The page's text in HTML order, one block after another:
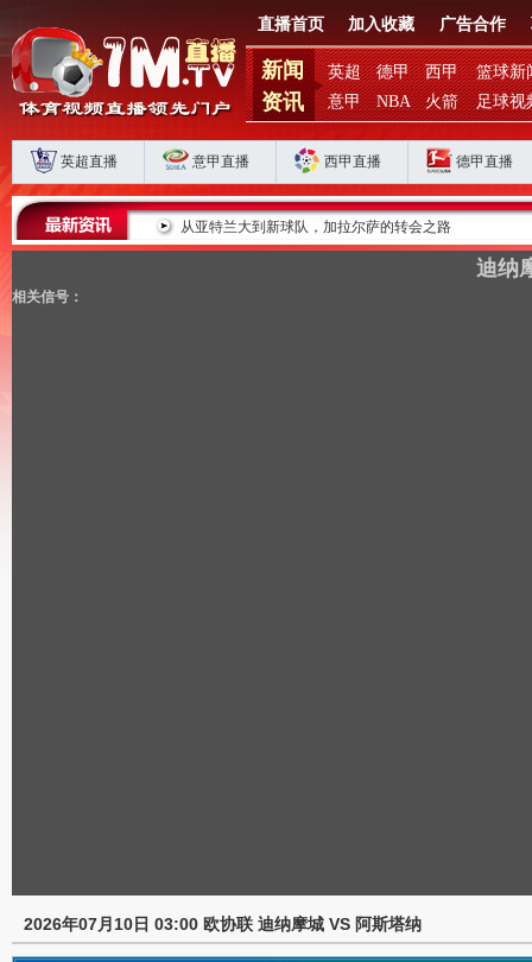
直播首页 加入收藏 广告合作
新闻
资讯
英超 德甲 西甲
篮球新
意甲
NBA 火箭 足球视
英超直播 意甲直播 西甲直播 德甲直播
冷落 从亚特兰大到新球队，加拉尔萨的转会之路
迪纳
相关信号：
2026年07月10日 03:00 欧协联 迪纳摩城 VS 阿斯塔纳